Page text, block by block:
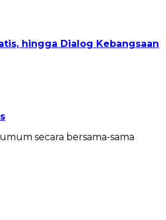
hingga Dialog Kebangsaan
secara bersama-sama